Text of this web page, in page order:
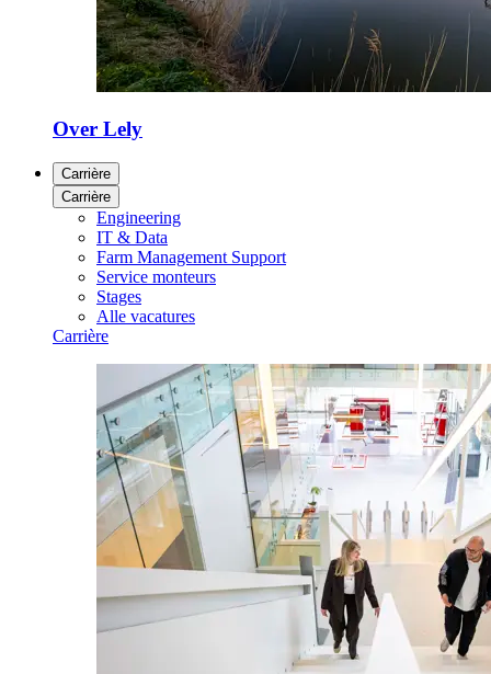
Over Lely
Carrière
Carrière
Engineering
IT & Data
Farm Management Support
Service monteurs
Stages
Alle vacatures
Carrière